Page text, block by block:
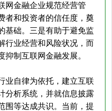
网金融企业规范经营管
者和投资者的信任度，奠
基础。三是有助于避免监
行业经营和风险状况，而
抑制互联网金融发展。
业自律为依托，建立互联
分析系统，并就信息披露
围等达成共识。当前，提